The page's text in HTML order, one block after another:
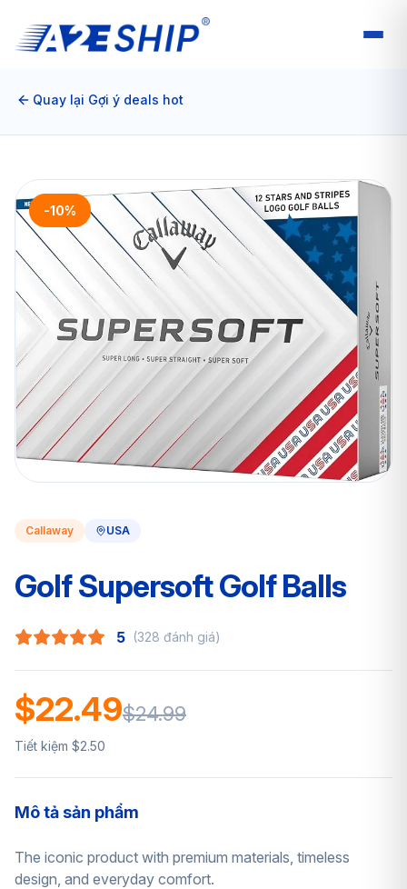
Quay lại Gợi ý deals hot
-10%
Callaway USA
Golf Supersoft Golf Balls
5 (328 đánh giá)
$22.49$24.99
Tiết kiệm $2.50
Mô tả sản phẩm
The iconic product with premium materials, timeless
design, and everyday comfort.